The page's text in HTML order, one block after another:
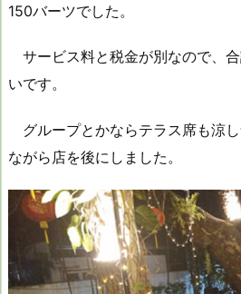
150バーツでした。
サービス料と税金が別なので、
いです。
グループとかならテラス席も涼
ながら店を後にしました。